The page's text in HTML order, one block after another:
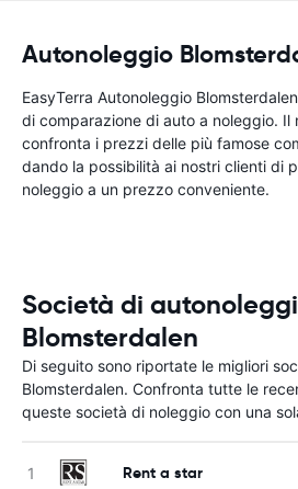
Autonoleggio
EasyTerra Autonoleggio
di comparazione di auto a noleggio. Il
confronta i prezzi delle più famose
dando la possibilità ai nostri clienti di
noleggio a un prezzo conveniente.
Società di
Blomsterdalen
Di seguito sono riportate le migliori
Blomsterdalen. Confronta tutte le
queste società di noleggio con una
Rent a star